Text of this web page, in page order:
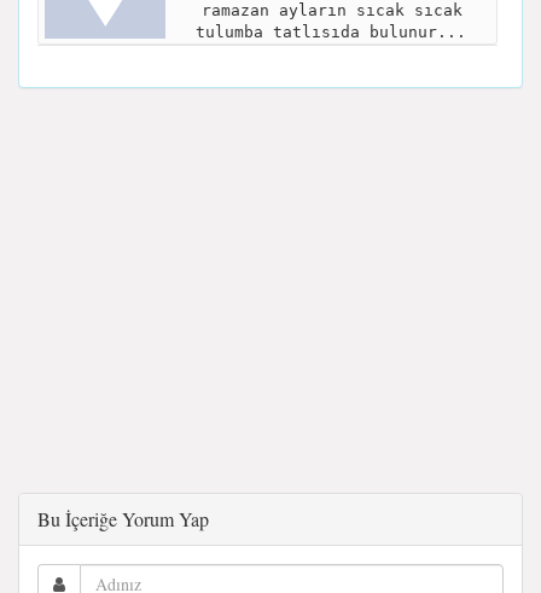
ramazan ayların sıcak sıcak
tulumba tatlısıda bulunur...
Bu İçeriğe Yorum Yap